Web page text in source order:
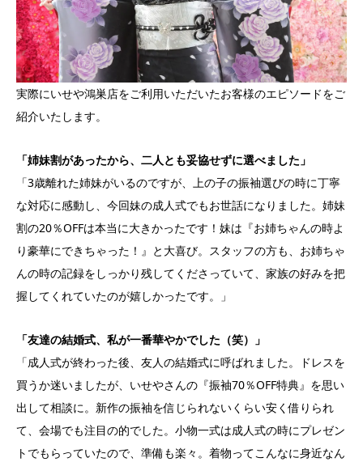
実際にいせや鴻巣店をご利用いただいたお客様のエピソードをご
紹介いたします。
「姉妹割があったから、二人とも妥協せずに選べました」
「3歳離れた姉妹がいるのですが、上の子の振袖選びの時に丁寧
な対応に感動し、今回妹の成人式でもお世話になりました。姉妹
割の20％OFFは本当に大きかったです！妹は『お姉ちゃんの時よ
り豪華にできちゃった！』と大喜び。スタッフの方も、お姉ちゃ
んの時の記録をしっかり残してくださっていて、家族の好みを把
握してくれていたのが嬉しかったです。」
「友達の結婚式、私が一番華やかでした（笑）」
「成人式が終わった後、友人の結婚式に呼ばれました。ドレスを
買うか迷いましたが、いせやさんの『振袖70％OFF特典』を思い
出して相談に。新作の振袖を信じられないくらい安く借りられ
て、会場でも注目の的でした。小物一式は成人式の時にプレゼン
トでもらっていたので、準備も楽々。着物ってこんなに身近なん